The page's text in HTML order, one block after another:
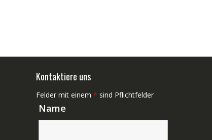
Kontaktiere uns
Felder mit einem * sind Pflichtfelder
Name